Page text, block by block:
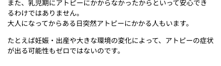
また、乳児期にアトピーにかからなかったからといって安心でき
るわけではありません。
大人になってからある日突然アトピーにかかる人もいます。
たとえば妊娠・出産や大きな環境の変化によって、アトピーの症状
が出る可能性もゼロではないのです。